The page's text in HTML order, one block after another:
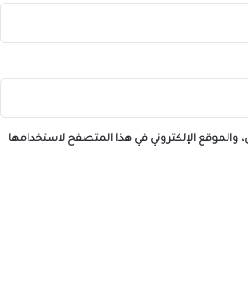
والموقع الإلكتروني في هذا المتصفح لاستخدامها